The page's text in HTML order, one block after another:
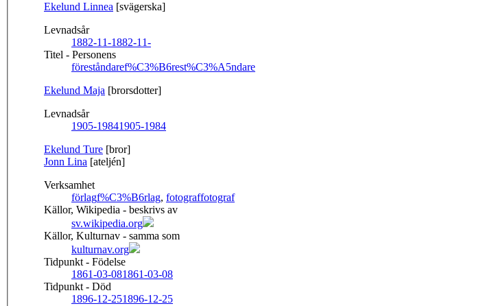
Ekelund Linnea [svägerska]
Levnadsår
1882-11-1882-11-
Titel - Personens
föreståndaref%C3%B6rest%C3%A5ndare
Ekelund Maja [brorsdotter]
Levnadsår
1905-19841905-1984
Ekelund Ture [bror]
Jonn Lina [ateljén]
Verksamhet
förlagf%C3%B6rlag, fotograffotograf
Källor, Wikipedia - beskrivs av
sv.wikipedia.org
Källor, Kulturnav - samma som
kulturnav.org
Tidpunkt - Födelse
1861-03-081861-03-08
Tidpunkt - Död
1896-12-251896-12-25